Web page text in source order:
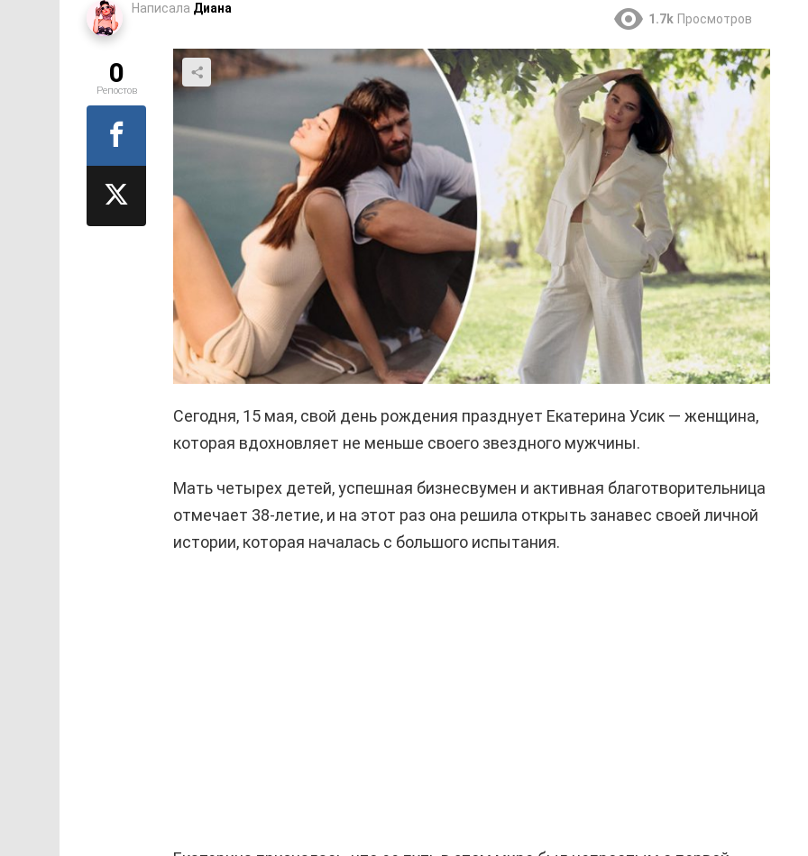
Написала Диана
1.7k Просмотров
Сегодня, 15 мая, свой день рождения празднует Екатерина Усик — женщина,
которая вдохновляет не меньше своего звездного мужчины.
Мать четырех детей, успешная бизнесвумен и активная благотворительница
отмечает 38-летие, и на этот раз она решила открыть занавес своей личной
истории, которая началась с большого испытания.
0
Репостов